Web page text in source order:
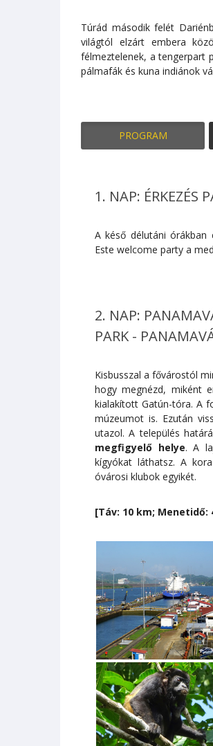
Túrád második felét
világtól elzárt embera
félmeztelenek, a tengerpart
pálmafák és kuna indiánok
PROGRAM
1. NAP: ÉRKEZÉS
A késő délutáni órákban
Este welcome party a
2. NAP:
PARK -
Kisbusszal a fővárostól
hogy megnézd, miként
kialakított Gatún-tóra. A
múzeumot is. Ezután
utazol. A település
megfigyelő helye. A
kígyókat láthatsz. A
óvárosi klubok egyikét.
[Táv: 10 km; Menetidő: